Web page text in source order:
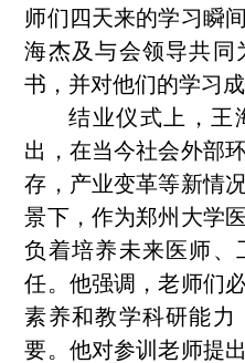
师们四天来的学习瞬
海杰及与会领导共同
书 ， 并对他们的学习
结业仪式上， 王
出，在当今社会外部
存 ，产业变革等新情
景下， 作为郑州大学
负着培养未来医师、
任。 他强调，老师们
素养和教学科研能力
要。他对参训老师提出